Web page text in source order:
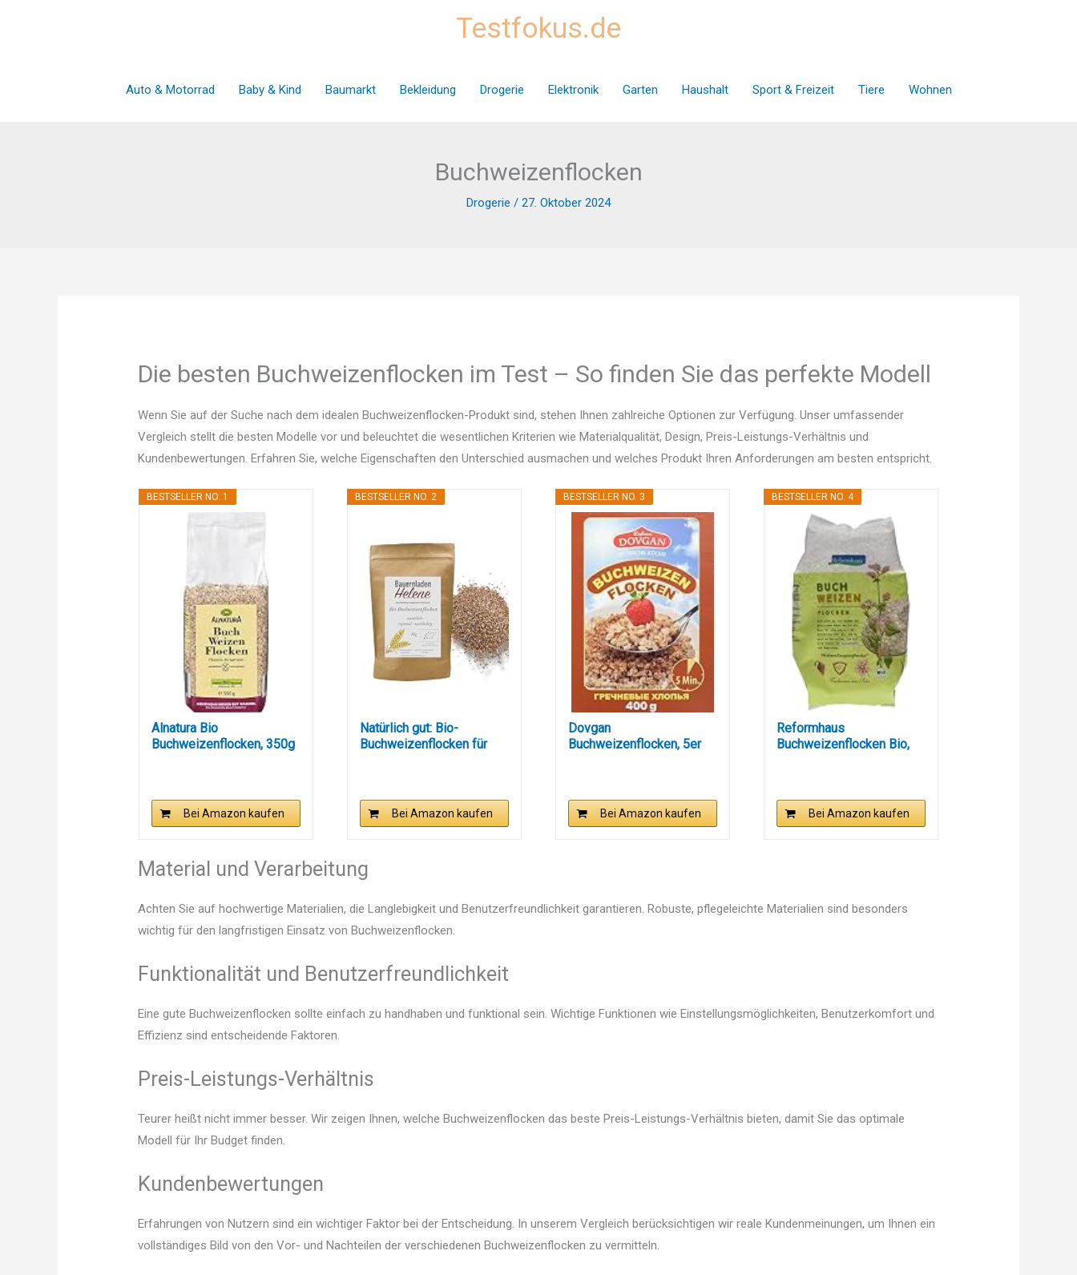
Testfokus.de
Auto & Motorrad Baby & Kind Baumarkt Bekleidung Drogerie Elektronik Garten Haushalt Sport & Freizeit Tiere Wohnen
Buchweizenflocken
Drogerie / 27. Oktober 2024
Die besten Buchweizenflocken im Test – So finden Sie das perfekte Modell
Wenn Sie auf der Suche nach dem idealen Buchweizenflocken-Produkt sind, stehen Ihnen zahlreiche Optionen zur Verfügung. Unser umfassender
Vergleich stellt die besten Modelle vor und beleuchtet die wesentlichen Kriterien wie Materialqualität, Design, Preis-Leistungs-Verhältnis und
Kundenbewertungen. Erfahren Sie, welche Eigenschaften den Unterschied ausmachen und welches Produkt Ihren Anforderungen am besten entspricht.
BESTSELLER NO. 1
Alnatura Bio
Buchweizenflocken, 350g
Bei Amazon kaufen
BESTSELLER NO. 2
Natürlich gut: Bio-
Buchweizenflocken für
Bei Amazon kaufen
BESTSELLER NO. 3
Dovgan
Buchweizenflocken, 5er
Bei Amazon kaufen
BESTSELLER NO. 4
Reformhaus
Buchweizenflocken Bio,
Bei Amazon kaufen
Material und Verarbeitung
Achten Sie auf hochwertige Materialien, die Langlebigkeit und Benutzerfreundlichkeit garantieren. Robuste, pflegeleichte Materialien sind besonders
wichtig für den langfristigen Einsatz von Buchweizenflocken.
Funktionalität und Benutzerfreundlichkeit
Eine gute Buchweizenflocken sollte einfach zu handhaben und funktional sein. Wichtige Funktionen wie Einstellungsmöglichkeiten, Benutzerkomfort und
Effizienz sind entscheidende Faktoren.
Preis-Leistungs-Verhältnis
Teurer heißt nicht immer besser. Wir zeigen Ihnen, welche Buchweizenflocken das beste Preis-Leistungs-Verhältnis bieten, damit Sie das optimale
Modell für Ihr Budget finden.
Kundenbewertungen
Erfahrungen von Nutzern sind ein wichtiger Faktor bei der Entscheidung. In unserem Vergleich berücksichtigen wir reale Kundenmeinungen, um Ihnen ein
vollständiges Bild von den Vor- und Nachteilen der verschiedenen Buchweizenflocken zu vermitteln.